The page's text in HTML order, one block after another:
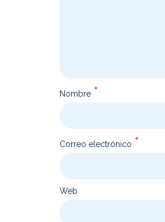
Nombre *
Correo electrónico *
Web